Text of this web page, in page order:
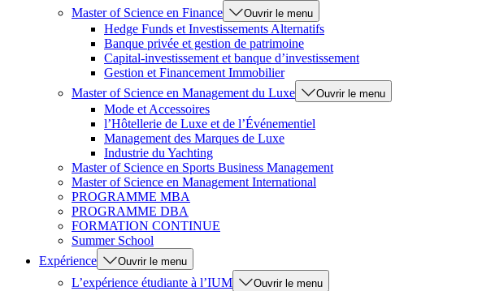
Master of Science en Finance
Ouvrir le menu
Hedge Funds et Investissements Alternatifs
Banque privée et gestion de patrimoine
Capital-investissement et banque d’investissement
Gestion et Financement Immobilier
Master of Science en Management du Luxe
Ouvrir le menu
Mode et Accessoires
l’Hôtellerie de Luxe et de l’Événementiel
Management des Marques de Luxe
Industrie du Yachting
Master of Science en Sports Business Management
Master of Science en Management International
PROGRAMME MBA
PROGRAMME DBA
FORMATION CONTINUE
Summer School
Expérience
Ouvrir le menu
L’expérience étudiante à l’IUM Ouvrir le menu